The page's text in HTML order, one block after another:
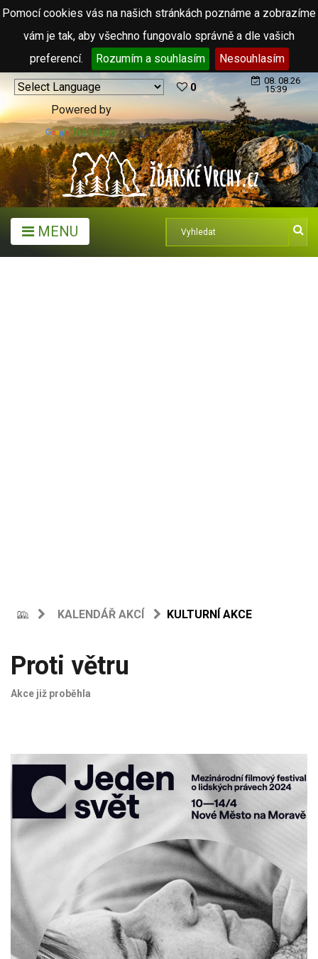
Pomocí cookies vás na našich stránkách poznáme a zobrazíme
vám je tak, aby všechno fungovalo správně a dle vašich
preferencí.
Rozumím a souhlasím Nesouhlasím
Powered by
Translate
0
08. 08.26
15:39
MENU
KALENDÁŘ AKCÍ KULTURNÍ AKCE
Proti větru
Akce již proběhla